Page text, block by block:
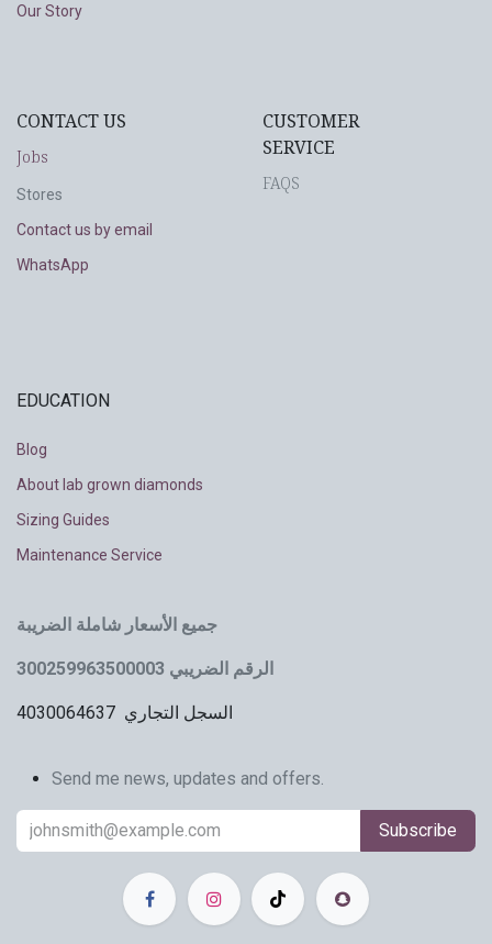
Our Story
CONTACT US
Jobs
Stores
Contact us by email
WhatsApp
CUSTOMER
SERVICE
FAQS
EDUCATION
Blog
About lab grown diamonds
Sizing Guides
Maintenance Service
جميع الأسعار شاملة الضريبة
السجل التجاري 4030064637
Send me news, updates and offers.​
Subscribe